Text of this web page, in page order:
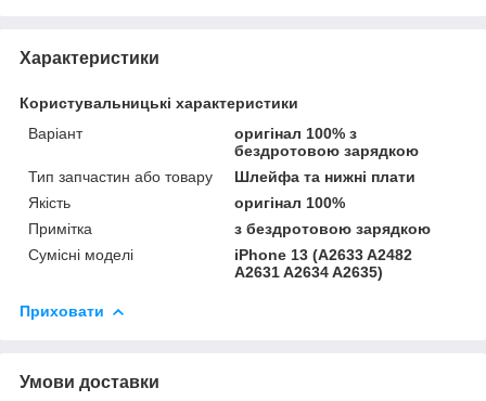
Характеристики
Користувальницькі характеристики
Варіант
оригінал 100% з
бездротовою зарядкою
Тип запчастин або товару
Шлейфа та нижні плати
Якість
оригінал 100%
Примітка
з бездротовою зарядкою
Сумісні моделі
iPhone 13 (A2633 A2482
A2631 A2634 A2635)
Приховати
Умови доставки